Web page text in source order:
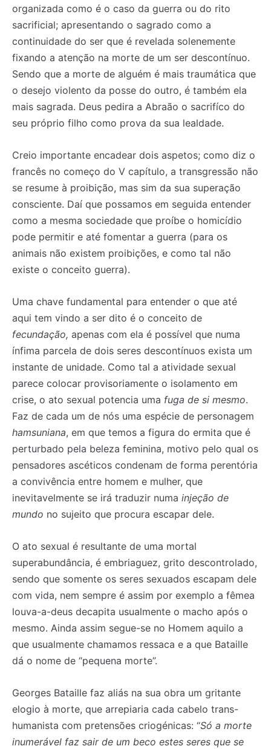
organizada como é o caso da guerra ou do rito
sacrificial; apresentando o sagrado como a
continuidade do ser que é revelada solenemente
fixando a atenção na morte de um ser descontínuo.
Sendo que a morte de alguém é mais traumática que
o desejo violento da posse do outro, é também ela
mais sagrada. Deus pedira a Abraão o sacrifíco do
seu próprio filho como prova da sua lealdade.
Creio importante encadear dois aspetos; como diz o
francês no começo do V capítulo, a transgressão não
se resume à proibição, mas sim da sua superação
consciente. Daí que possamos em seguida entender
como a mesma sociedade que proíbe o homicídio
pode permitir e até fomentar a guerra (para os
animais não existem proibições, e como tal não
existe o conceito guerra).
Uma chave fundamental para entender o que até
aqui tem vindo a ser dito é o conceito de
fecundação, apenas com ela é possível que numa
ínfima parcela de dois seres descontínuos exista um
instante de unidade. Como tal a atividade sexual
parece colocar provisoriamente o isolamento em
crise, o ato sexual potencia uma fuga de si mesmo.
Faz de cada um de nós uma espécie de personagem
hamsuniana, em que temos a figura do ermita que é
perturbado pela beleza feminina, motivo pelo qual os
pensadores ascéticos condenam de forma perentória
a convivência entre homem e mulher, que
inevitavelmente se irá traduzir numa injeção de
mundo no sujeito que procura escapar dele.
O ato sexual é resultante de uma mortal
superabundância, é embriaguez, grito descontrolado,
sendo que somente os seres sexuados escapam dele
com vida, nem sempre é assim por exemplo a fêmea
louva-a-deus decapita usualmente o macho após o
mesmo. Ainda assim segue-se no Homem aquilo a
que usualmente chamamos ressaca e a que Bataille
dá o nome de “pequena morte”.
Georges Bataille faz aliás na sua obra um gritante
elogio à morte, que arrepiaria cada cabelo trans-
humanista com pretensões criogénicas: “Só a morte
inumerável faz sair de um beco estes seres que se